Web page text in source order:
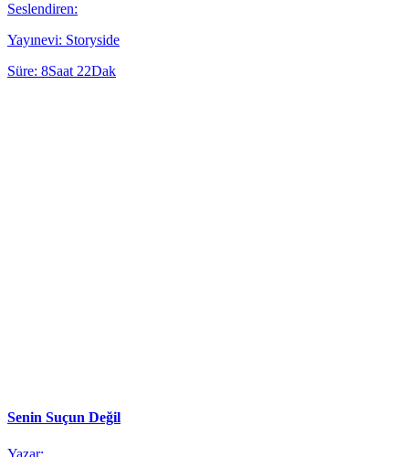
Seslendiren:
Yayınevi: Storyside
Süre: 8Saat 22Dak
Senin Suçun Değil
Yazar: